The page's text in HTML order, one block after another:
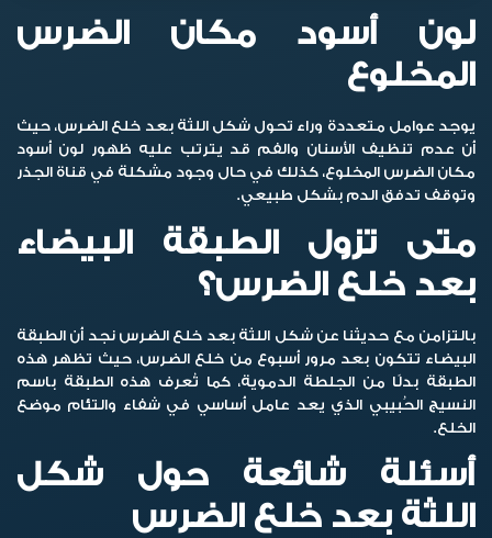
لون أسود مكان الضرس
المخلوع
يوجد عوامل متعددة وراء تحول شكل اللثة بعد خلع الضرس، حيث
أن عدم تنظيف الأسنان والفم قد يترتب عليه ظهور لون أسود
مكان الضرس المخلوع، كذلك في حال وجود مشكلة في قناة الجذر
وتوقف تدفق الدم بشكل طبيعي.
متى تزول الطبقة البيضاء
بعد خلع الضرس؟
بالتزامن مع حديثنا عن شكل اللثة بعد خلع الضرس نجد أن الطبقة
البيضاء تتكون بعد مرور أسبوع من خلع الضرس، حيث تظهر هذه
الطبقة بدلًا من الجلطة الدموية، كما تُعرف هذه الطبقة باسم
النسيج الحُبيبي الذي يعد عامل أساسي في شفاء والتئام موضع
الخلع.
أسئلة شائعة حول شكل
اللثة بعد خلع الضرس